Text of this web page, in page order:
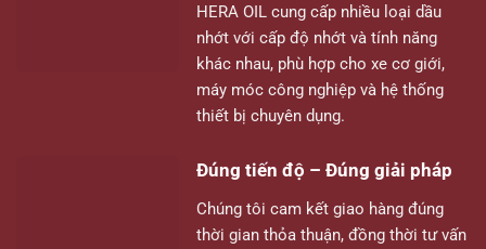
HERA OIL cung cấp nhiều loại dầu
nhớt với cấp độ nhớt và tính năng
khác nhau, phù hợp cho xe cơ giới,
máy móc công nghiệp và hệ thống
thiết bị chuyên dụng.
Đúng tiến độ – Đúng giải pháp
Chúng tôi cam kết giao hàng đúng
thời gian thỏa thuận, đồng thời tư vấn